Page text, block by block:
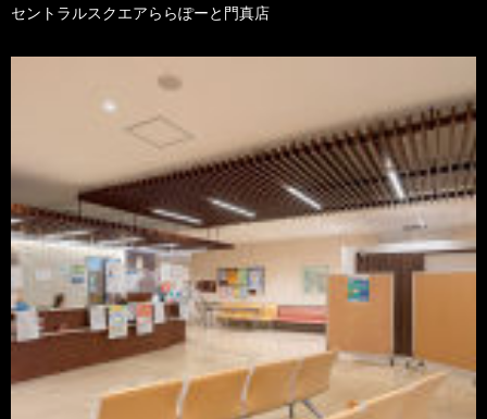
セントラルスクエアららぽーと門真店